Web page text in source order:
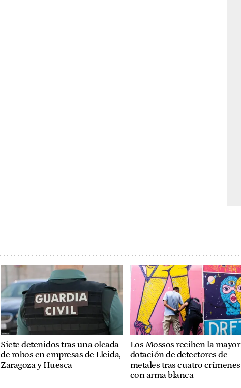
Siete detenidos tras una oleada
de robos en empresas de Lleida,
Zaragoza y Huesca
Los Mossos reciben la mayor
dotación de detectores de
metales tras cuatro crímenes
con arma blanca